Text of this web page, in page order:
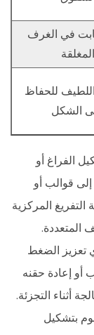
في الغرف
المغلقة
اللطيف للحفاظ
الشكل
الفراغ أو
قوالب أو
التفريغ المركزية
المتعددة.
تعزيز الضغط
أو إعادة حقنه
أثناء التجزئة.
بتشكيل